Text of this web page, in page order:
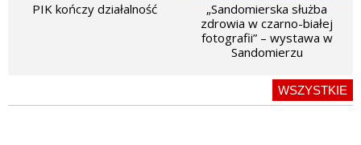
PIK kończy działalność
„Sandomierska służba
zdrowia w czarno-białej
fotografii” – wystawa w
Sandomierzu
WSZYSTKIE